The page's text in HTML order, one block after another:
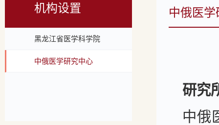
机构设置
黑龙江省医学科学院
中俄医学研究中心
中俄医
研究
中俄